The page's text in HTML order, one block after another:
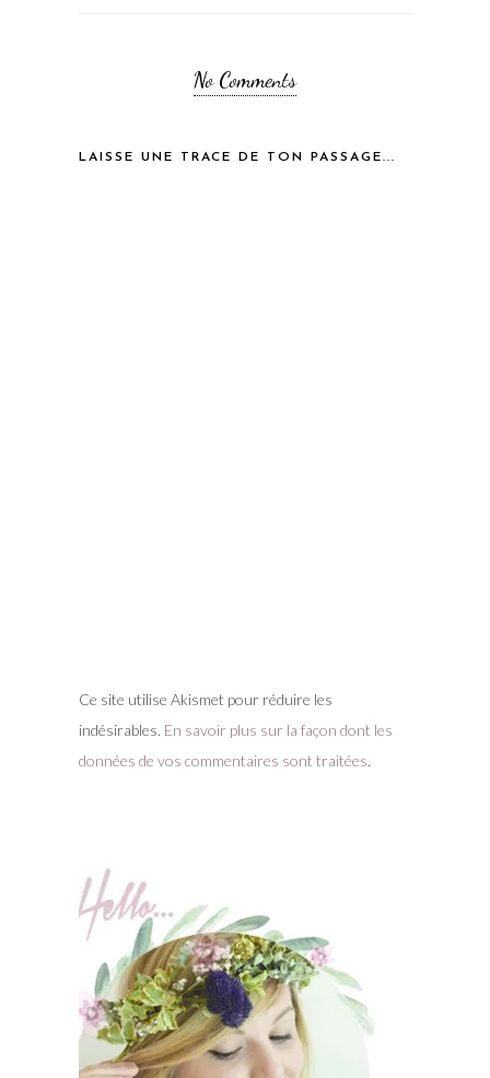
No Comments
LAISSE UNE TRACE DE TON PASSAGE...
Ce site utilise Akismet pour réduire les
indésirables. En savoir plus sur la façon dont les
données de vos commentaires sont traitées.